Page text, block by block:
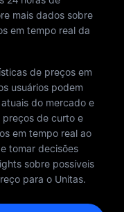
mais dados sobre
em tempo real da
de preços em
usuários podem
do mercado e
de curto e
em tempo real ao
tomar decisões
sobre possíveis
para o Unitas.